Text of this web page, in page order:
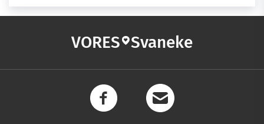
VORES Svaneke